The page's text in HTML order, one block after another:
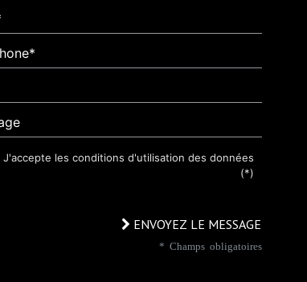
J'accepte les conditions d'utilisation des données
(*)
ENVOYEZ LE MESSAGE
* Champs obligatoires